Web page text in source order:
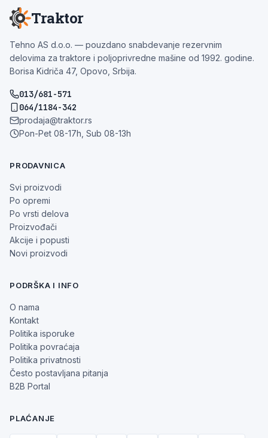
Traktor
Tehno AS d.o.o. — pouzdano snabdevanje rezervnim
delovima za traktore i poljoprivredne mašine od 1992. godine.
Borisa Kidriča 47, Opovo, Srbija.
013/681-571
064/1184-342
prodaja@traktor.rs
Pon-Pet 08-17h, Sub 08-13h
PRODAVNICA
Svi proizvodi
Po opremi
Po vrsti delova
Proizvođači
Akcije i popusti
Novi proizvodi
PODRŠKA I INFO
O nama
Kontakt
Politika isporuke
Politika povraćaja
Politika privatnosti
Često postavljana pitanja
B2B Portal
PLAĆANJE